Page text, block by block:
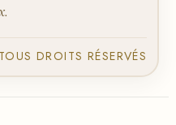
DROITS RÉSERVÉS